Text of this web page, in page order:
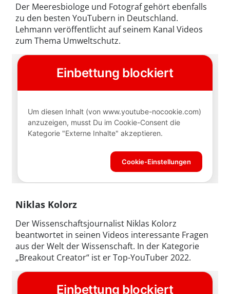
Der Meeresbiologe und Fotograf gehört ebenfalls
zu den besten YouTubern in Deutschland.
Lehmann veröffentlicht auf seinem Kanal Videos
zum Thema Umweltschutz.
Niklas Kolorz
Der Wissenschaftsjournalist Niklas Kolorz
beantwortet in seinen Videos interessante Fragen
aus der Welt der Wissenschaft. In der Kategorie
„Breakout Creator“ ist er Top-YouTuber 2022.